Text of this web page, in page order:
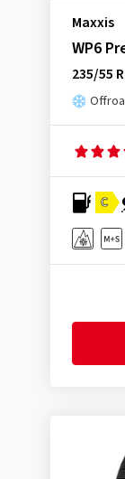
Maxxis
WP6
235/55
C